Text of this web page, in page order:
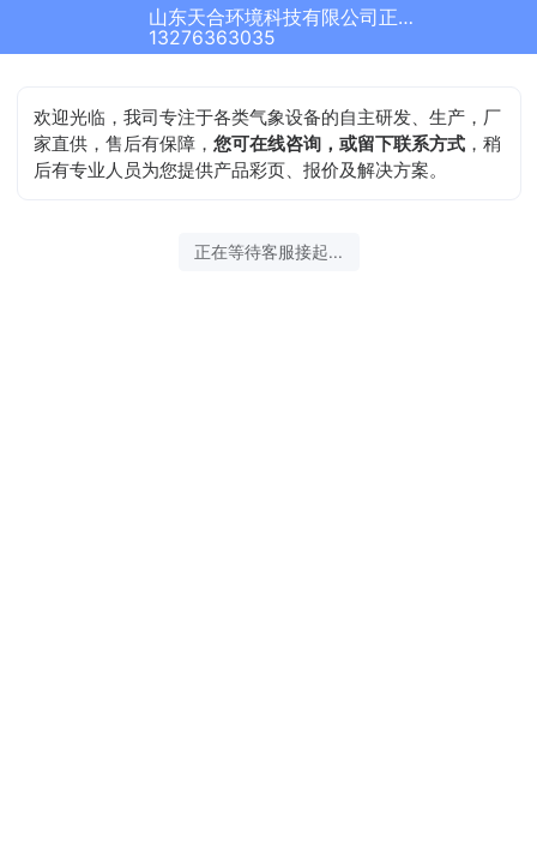
山东天合环境科技有限公司正在为您服务
13276363035
欢迎光临，我司专注于各类气象设备的自主研发、生产，厂
家直供，售后有保障，您可在线咨询，或留下联系方式 ，稍
后有专业人员为您提供产品彩页、报价及解决方案。
正在等待客服接起...